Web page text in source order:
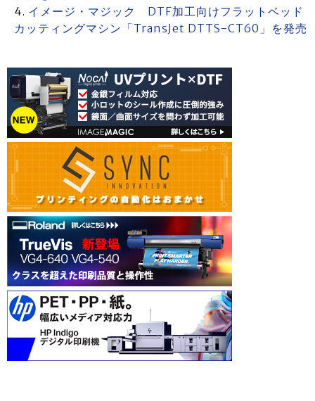
イメージ・マジック DTF加工向けフラットベッド
カッティングマシン「TransJet DTTS-CT60」を発売